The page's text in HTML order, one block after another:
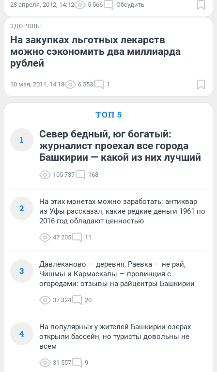
28 апреля, 2012, 14:12 5 566 Обсудить
ЗДОРОВЬЕ
На закупках льготных лекарств
можно сэкономить два миллиарда
рублей
10 мая, 2011, 14:18 6 553 1
ТОП 5
1
Север бедный, юг богатый:
журналист проехал все города
Башкирии — какой из них лучший
105 737 168
2
На этих монетах можно заработать: антиквар
из Уфы рассказал, какие редкие деньги 1961 по
2016 год обладают ценностью
47 205 11
3
Давлеканово — деревня, Раевка — не рай,
Чишмы и Кармаскалы — провинция с
огородами: отзывы на райцентры Башкирии
37 324 20
4
На популярных у жителей Башкирии озерах
открыли бассейн, но туристы довольны не
всем
31 557 9